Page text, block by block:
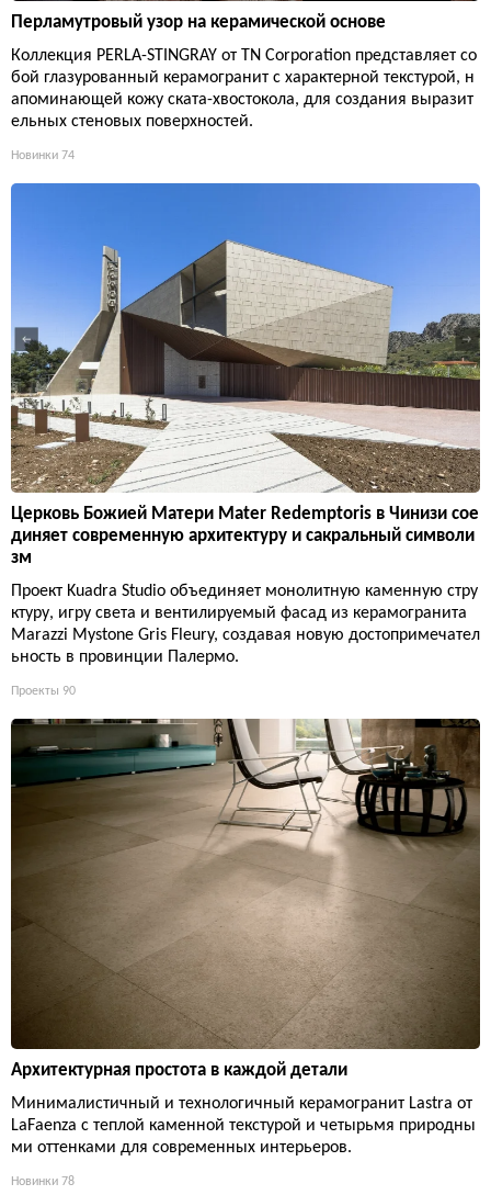
Перламутровый узор на керамической основе
Коллекция PERLA-STINGRAY от TN Corporation представляет со
бой глазурованный керамогранит с характерной текстурой, н
апоминающей кожу ската-хвостокола, для создания выразит
ельных стеновых поверхностей.
Новинки 74
Церковь Божией Матери Mater Redemptoris в Чинизи сое
диняет современную архитектуру и сакральный символи
зм
Проект Kuadra Studio объединяет монолитную каменную стру
ктуру, игру света и вентилируемый фасад из керамогранита
Marazzi Mystone Gris Fleury, создавая новую достопримечател
ьность в провинции Палермо.
Проекты 90
Архитектурная простота в каждой детали
Минималистичный и технологичный керамогранит Lastra от
LaFaenza с теплой каменной текстурой и четырьмя природны
ми оттенками для современных интерьеров.
Новинки 78